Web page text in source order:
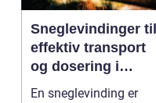
Sneglevindinger til
effektiv transport
og dosering i
industrien
En sneglevinding er